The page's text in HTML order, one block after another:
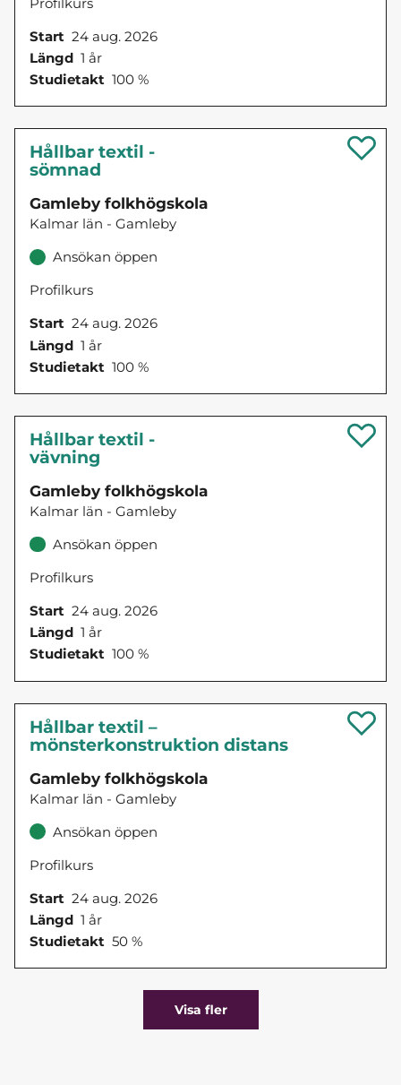
Start 24 aug. 2026
Längd 1 år
Studietakt 100 %
Hållbar textil -
sömnad
Gamleby folkhögskola
Kalmar län - Gamleby
Ansökan öppen
Profilkurs
Start 24 aug. 2026
Längd 1 år
Studietakt 100 %
Hållbar textil -
vävning
Gamleby folkhögskola
Kalmar län - Gamleby
Ansökan öppen
Profilkurs
Start 24 aug. 2026
Längd 1 år
Studietakt 100 %
Hållbar textil –
mönsterkonstruktion distans
Gamleby folkhögskola
Kalmar län - Gamleby
Ansökan öppen
Profilkurs
Start 24 aug. 2026
Längd 1 år
Studietakt 50 %
Visa fler